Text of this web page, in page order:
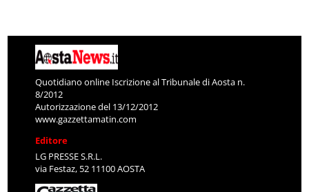
Quotidiano online Iscrizione al Tribunale di Aosta n.
8/2012
Autorizzazione del 13/12/2012
www.gazzettamatin.com
Editore
LG PRESSE S.R.L.
via Festaz, 52 11100 AOSTA